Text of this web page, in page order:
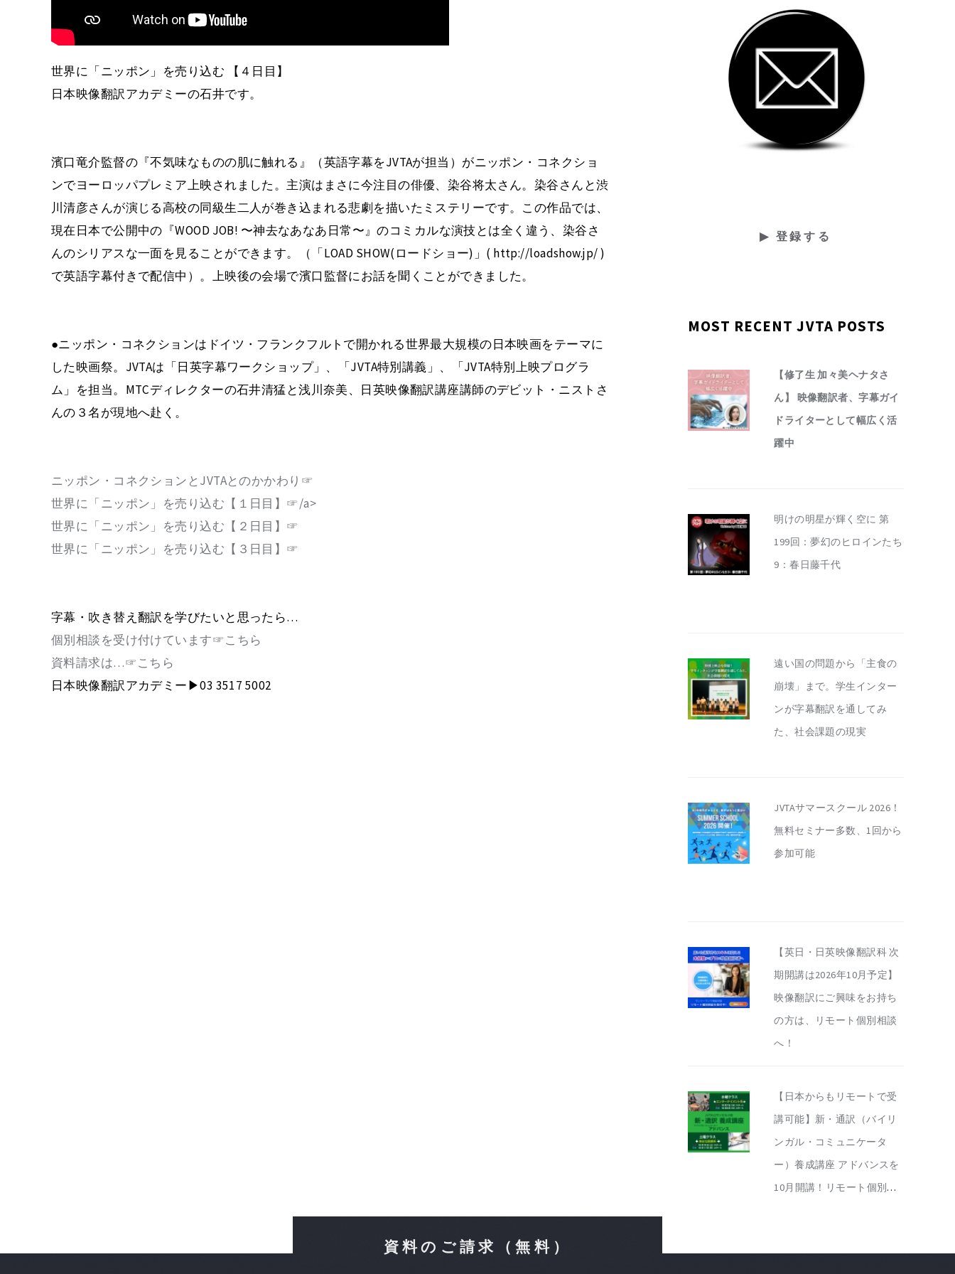
世界に「ニッポン」を売り込む 【４日目】
日本映像翻訳アカデミーの石井です。
濱口竜介監督の『不気味なものの肌に触れる』（英語字幕をJVTAが担当）がニッポン・コネクショ
ンでヨーロッパプレミア上映されました。主演はまさに今注目の俳優、染谷将太さん。染谷さんと渋
川清彦さんが演じる高校の同級生二人が巻き込まれる悲劇を描いたミステリーです。この作品では、
現在日本で公開中の『WOOD JOB! 〜神去なあなあ日常〜』のコミカルな演技とは全く違う、染谷さ
んのシリアスな一面を見ることができます。（「LOAD SHOW(ロードショー)」( http://loadshow.jp/ )
で英語字幕付きで配信中）。上映後の会場で濱口監督にお話を聞くことができました。
●ニッポン・コネクションはドイツ・フランクフルトで開かれる世界最大規模の日本映画をテーマに
した映画祭。JVTAは「日英字幕ワークショップ」、「JVTA特別講義」、「JVTA特別上映プログラ
ム」を担当。MTCディレクターの石井清猛と浅川奈美、日英映像翻訳講座講師のデビット・ニストさ
んの３名が現地へ赴く。
ニッポン・コネクションとJVTAとのかかわり☞
世界に「ニッポン」を売り込む【１日目】☞/a>
世界に「ニッポン」を売り込む【２日目】☞
世界に「ニッポン」を売り込む【３日目】☞
字幕・吹き替え翻訳を学びたいと思ったら…
個別相談を受け付けています☞こちら
資料請求は…☞こちら
日本映像翻訳アカデミー▶03 3517 5002
MOST RECENT JVTA POSTS
【修了生 加々美ヘナタさ
ん】 映像翻訳者、字幕ガイ
ドライターとして幅広く活
躍中
明けの明星が輝く空に 第
199回：夢幻のヒロインたち
9：春日藤千代
遠い国の問題から「主食の
崩壊」まで。学生インター
ンが字幕翻訳を通してみ
た、社会課題の現実
JVTAサマースクール 2026！
無料セミナー多数、1回から
参加可能
【英日・日英映像翻訳科 次
期開講は2026年10月予定】
映像翻訳にご興味をお持ち
の方は、リモート個別相談
へ！
【日本からもリモートで受
講可能】新・通訳（バイリ
ンガル・コミュニケータ
ー）養成講座 アドバンスを
10月開講！リモート個別相
資料のご請求（無料）